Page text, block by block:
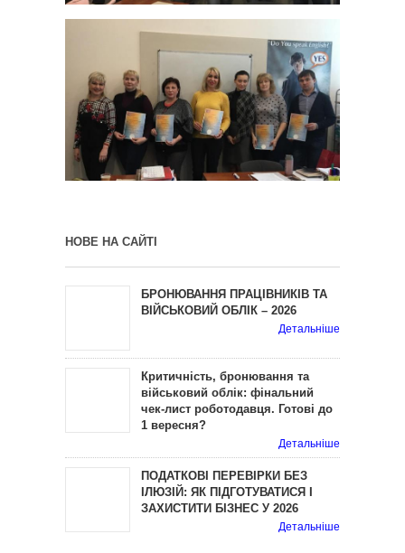
НОВЕ НА САЙТІ
БРОНЮВАННЯ ПРАЦІВНИКІВ ТА
ВІЙСЬКОВИЙ ОБЛІК – 2026
Детальніше
Критичність, бронювання та
військовий облік: фінальний
чек-лист роботодавця. Готові до
1 вересня?
Детальніше
ПОДАТКОВІ ПЕРЕВІРКИ БЕЗ
ІЛЮЗІЙ: ЯК ПІДГОТУВАТИСЯ І
ЗАХИСТИТИ БІЗНЕС У 2026
Детальніше